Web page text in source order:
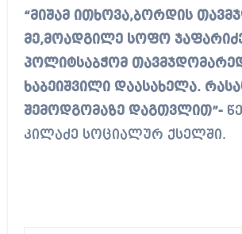
“მიშამ ითხოვა,ბორდის თავმჯდომარე
მე,მოადგილე სოფო
პოლიტსაბჭომ
ხაბეიშვილი დაასახელა.
შემოდგომაზე დაგთვლით”-
კილაძე სოციალურ ქსელში.